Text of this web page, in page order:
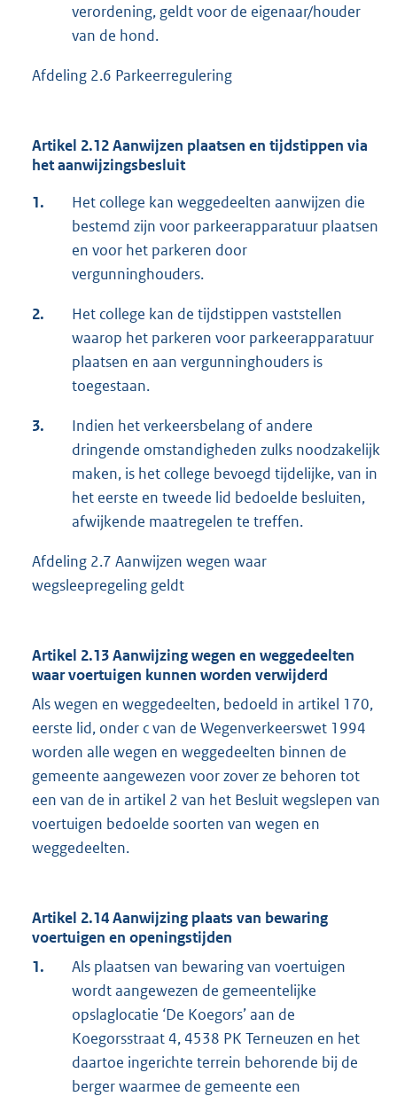
verordening, geldt voor de eigenaar/houder
van de hond.
Afdeling 2.6 Parkeerregulering
Artikel 2.12 Aanwijzen plaatsen en tijdstippen via
het aanwijzingsbesluit
1.
Het college kan weggedeelten aanwijzen die
bestemd zijn voor parkeerapparatuur plaatsen
en voor het parkeren door
vergunninghouders.
2.
Het college kan de tijdstippen vaststellen
waarop het parkeren voor parkeerapparatuur
plaatsen en aan vergunninghouders is
toegestaan.
3.
Indien het verkeersbelang of andere
dringende omstandigheden zulks noodzakelijk
maken, is het college bevoegd tijdelijke, van in
het eerste en tweede lid bedoelde besluiten,
afwijkende maatregelen te treffen.
Afdeling 2.7 Aanwijzen wegen waar
wegsleepregeling geldt
Artikel 2.13 Aanwijzing wegen en weggedeelten
waar voertuigen kunnen worden verwijderd
Als wegen en weggedeelten, bedoeld in artikel 170,
eerste lid, onder c van de Wegenverkeerswet 1994
worden alle wegen en weggedeelten binnen de
gemeente aangewezen voor zover ze behoren tot
een van de in artikel 2 van het Besluit wegslepen van
voertuigen bedoelde soorten van wegen en
weggedeelten.
Artikel 2.14 Aanwijzing plaats van bewaring
voertuigen en openingstijden
1.
Als plaatsen van bewaring van voertuigen
wordt aangewezen de gemeentelijke
opslaglocatie ‘De Koegors’ aan de
Koegorsstraat 4, 4538 PK Terneuzen en het
daartoe ingerichte terrein behorende bij de
berger waarmee de gemeente een